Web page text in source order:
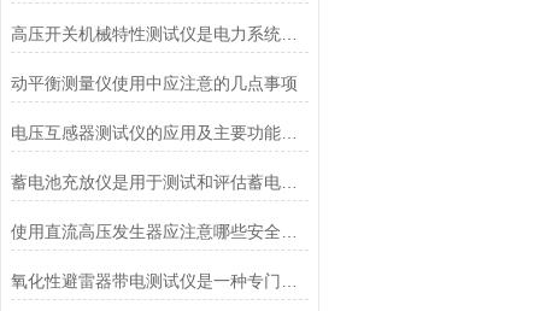
高压开关机械特性测试仪是电力系统中高压开关设备检测和维护的重要工具
动平衡测量仪使用中应注意的几点事项
电压互感器测试仪的应用及主要功能特点
蓄电池充放仪是用于测试和评估蓄电池性能的设备